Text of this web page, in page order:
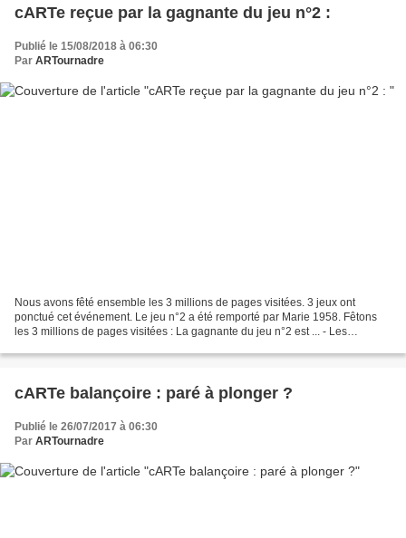
cARTe reçue par la gagnante du jeu n°2 :
Publié le 15/08/2018 à 06:30
Par ARTournadre
Nous avons fêté ensemble les 3 millions de pages visitées. 3 jeux ont
ponctué cet événement. Le jeu n°2 a été remporté par Marie 1958. Fêtons
les 3 millions de pages visitées : La gagnante du jeu n°2 est ... - Les
cARTe balançoire : paré à plonger ?
Publié le 26/07/2017 à 06:30
Par ARTournadre